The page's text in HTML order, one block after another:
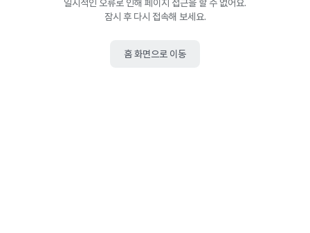
일시적인 오류로 인해 페이지 접근을 할 수 없어요.
잠시 후 다시 접속해 보세요.
홈 화면으로 이동